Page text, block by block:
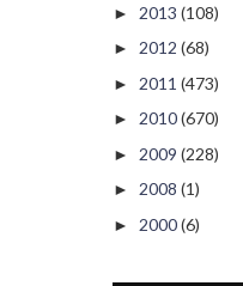
► 2013 (108)
► 2012 (68)
► 2011 (473)
► 2010(670)
► 2009 (228)
► 2008 (1)
► 2000(6)